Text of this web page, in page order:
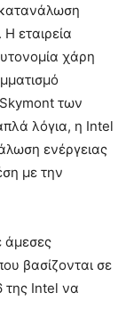
κατανάλωση
εταιρεία
χάρη
των
λόγια, η Intel
ενέργειας
με την
άμεσες
βασίζονται σε
της Intel να